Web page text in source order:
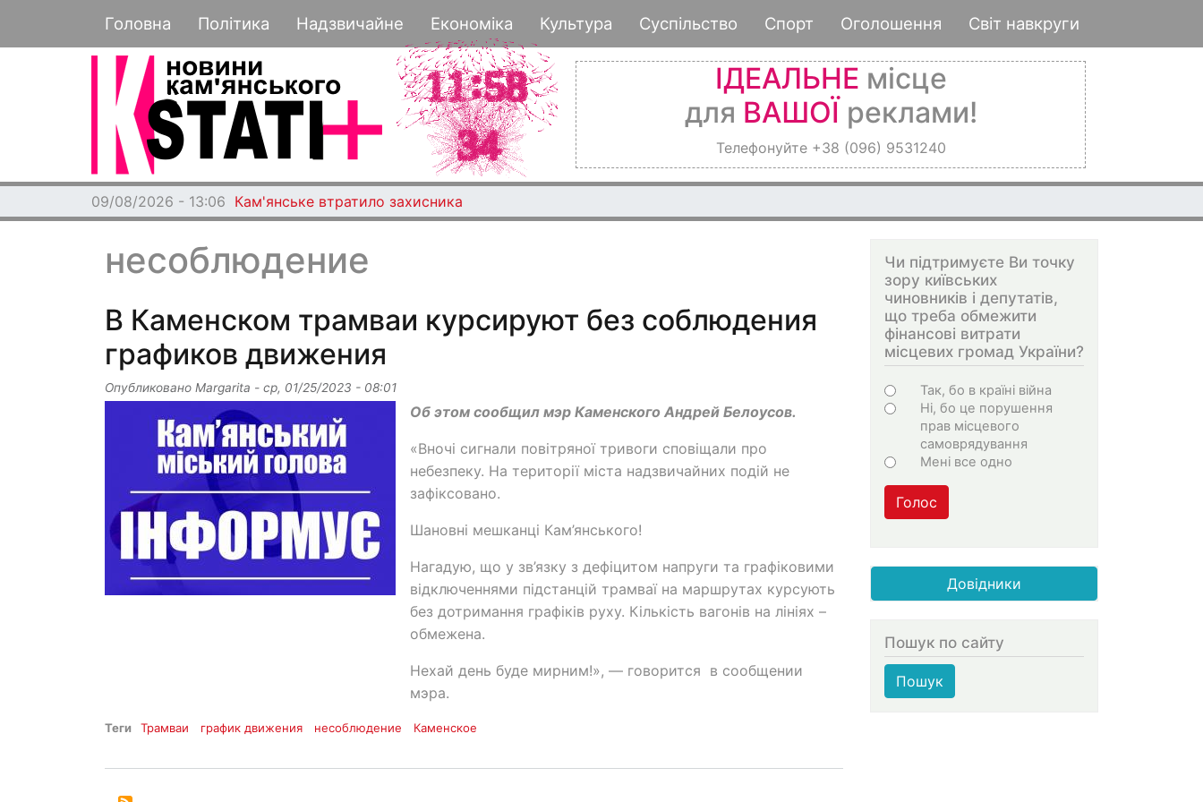
к
основному
Основная навигация
Головна Політика Надзвичайне Економіка Культура Суспільство Спорт Оголошення Світ навкруги
ІДЕАЛЬНЕ місце
для ВАШОЇ реклами!
Телефонуйте +38 (096) 9531240
09/08/2026 - 13:06 Кам'янське втратило захисника
несоблюдение
В Каменском трамваи курсируют без соблюдения
графиков движения
Опубликовано Margarita - ср, 01/25/2023 - 08:01
Об этом сообщил мэр Каменского Андрей Белоусов.
«Вночі сигнали повітряної тривоги сповіщали про
небезпеку. На території міста надзвичайних подій не
зафіксовано.
Шановні мешканці Кам’янського!
Нагадую, що у зв’язку з дефіцитом напруги та графіковими
відключеннями підстанцій трамваї на маршрутах курсують
без дотримання графіків руху. Кількість вагонів на лініях –
обмежена.
Нехай день буде мирним!», — говорится в сообщении
мэра.
Теги Трамваи график движения несоблюдение Каменское
Чи підтримуєте Ви точку
зору київських
чиновників і депутатів,
що треба обмежити
фінансові витрати
місцевих громад України?
Choices
Так, бо в країні війна
Ні, бо це порушення
прав місцевого
самоврядування
Мені все одно
Голос
Довідники
Пошук по сайту
Пошук